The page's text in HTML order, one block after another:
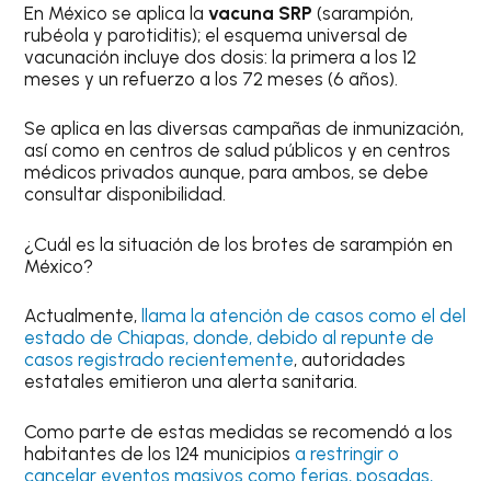
En México se aplica lavacuna SRP(sarampión,
rubéola y parotiditis); el esquema universal de
vacunación incluye dos dosis: la primera a los 12
meses y un refuerzo a los 72 meses (6 años).
Se aplica en las diversas campañas de inmunización,
así como en centros de salud públicos y en centros
médicos privados aunque, para ambos, se debe
consultar disponibilidad.
¿Cuál es la situación de los brotes de sarampión en
México?
Actualmente, llama la atención de casos como el del
estado de Chiapas, donde, debido al repunte de
casos registrado recientemente, autoridades
estatales emitieron una alerta sanitaria.
Como parte de estas medidas se recomendó a los
habitantes de los 124 municipiosa restringir o
cancelar eventos masivos como ferias, posadas,